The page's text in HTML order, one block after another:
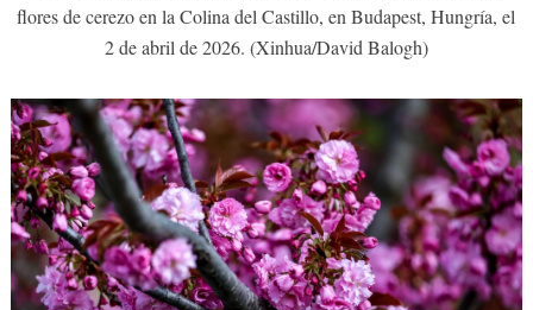
flores de cerezo en la Colina del Castillo, en Budapest, Hungría, el
2 de abril de 2026. (Xinhua/David Balogh)